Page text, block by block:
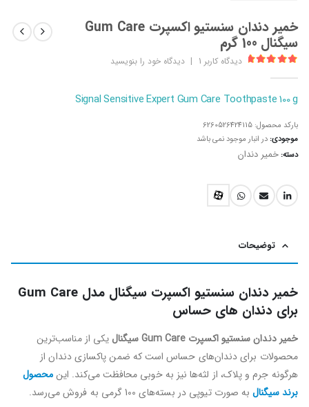
خمیر دندان سنستیو اکسپرت Gum Care
سیگنال 100 گرم
دیدگاه کاربر 1
| دیدگاه خود را بنویسید
Signal Sensitive Expert Gum Care Toothpaste 100 g
بارکد محصول: 6260526424115
موجودی: در انبار موجود نمی باشد
دسته: خمیر دندان
توضیحات
خمیر دندان سنستیو اکسپرت سیگنال مدل Gum Care
برای دندان های حساس
خمیر دندان سنستیو اکسپرت Gum Care سیگنال
یکی از مناسب‌ترین
محصولات برای دندان‌های حساس است که ضمن پاکسازی دندان از
هرگونه جرم و پلاک، از لثه‌ها نیز به خوبی محافظت می‌کند. اینمحصول
برند سیگنالبه صورت تیوپی در بسته‌های 100 گرمی به فروش می‌رسد.